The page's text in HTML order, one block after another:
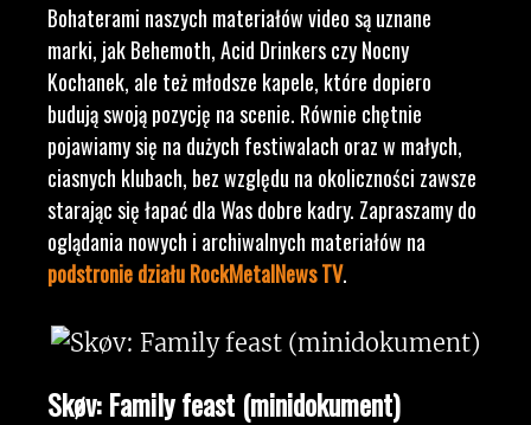
Bohaterami naszych materiałów video są uznane
marki, jak Behemoth, Acid Drinkers czy Nocny
Kochanek, ale też młodsze kapele, które dopiero
budują swoją pozycję na scenie. Równie chętnie
pojawiamy się na dużych festiwalach oraz w małych,
ciasnych klubach, bez względu na okoliczności zawsze
starając się łapać dla Was dobre kadry. Zapraszamy do
oglądania nowych i archiwalnych materiałów na
podstronie działu RockMetalNews TV.
Skøv: Family feast (minidokument)